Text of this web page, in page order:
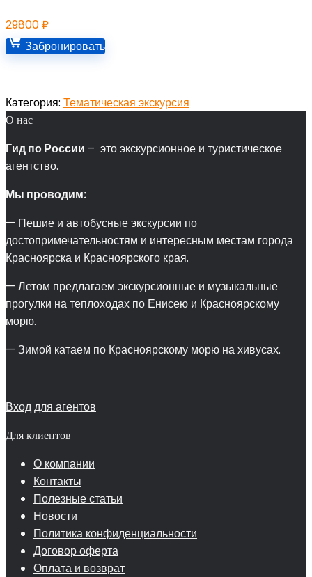
29800₽
Забронировать
Категория: Тематическая экскурсия
О нас
Гид по России – это экскурсионное и туристическое
агентство.
Мы проводим:
— Пешие и автобусные экскурсии по
достопримечательностям и интересным местам города
Красноярска и Красноярского края.
— Летом предлагаем экскурсионные и музыкальные
прогулки на теплоходах по Енисею и Красноярскому
морю.
— Зимой катаем по Красноярскому морю на хивусах.
Вход для агентов
Для клиентов
О компании
Контакты
Полезные статьи
Новости
Политика конфиденциальности
Договор оферта
Оплата и возврат